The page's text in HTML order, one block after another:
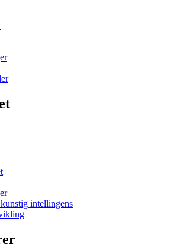
intellingens